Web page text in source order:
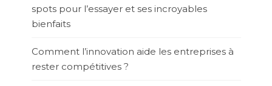
spots pour l’essayer et ses incroyables
bienfaits
Comment l’innovation aide les entreprises à
rester compétitives ?